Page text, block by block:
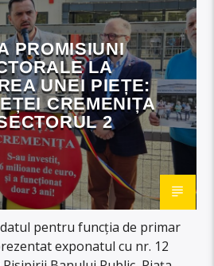
PROMISIUNI
LA
UNEI PIEȚE:
CREMENIȚA
2
pentru funcția de primar
exponatul cu nr. 12